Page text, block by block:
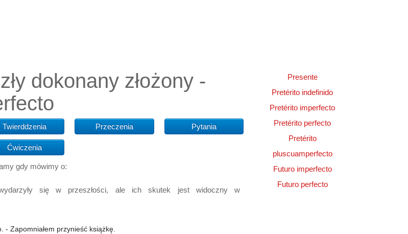
dokonany złożony -
Twierddzenia
Ćwiczenia
Przeczenia Pytania
gdy mówimy o:
się w przeszłości, ale ich skutek jest widoczny w
- Zapomniałem przynieść książkę.
Presente
Pretérito indefinido
Pretérito imperfecto
Pretérito perfecto
Pretérito
pluscuamperfecto
Futuro imperfecto
Futuro perfecto